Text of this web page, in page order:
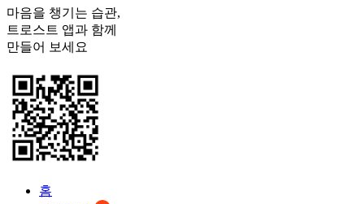
마음을 챙기는 습관,
트로스트 앱과 함께
만들어 보세요
홈